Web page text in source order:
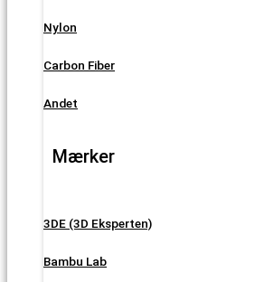
Nylon
Carbon Fiber
Andet
Mærker
3DE (3D Eksperten)
Bambu Lab